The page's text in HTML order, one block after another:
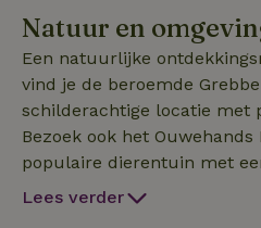
Natuur en
Een natuurlijke ontdekkingsreis! Nabij
vind je de beroemde
schilderachtige locatie met
Bezoek ook het Ouwehands
populaire dierentuin met
collectie dieren. De
Lees verder